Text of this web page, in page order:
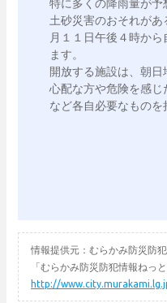
特に多くの降雨量が予
土砂災害のおそれがあ
月１１日午後４時か
ます。
開放する施設は、朝日
心配な方や危険を感
など各自必要なものを
情報提供元：むらかみ防災防
「むらかみ防災防犯情報ねっ
http://